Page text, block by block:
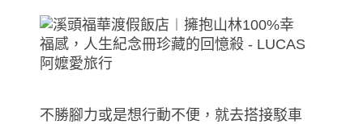
不勝腳力或是想行動不便，就去搭接駁車